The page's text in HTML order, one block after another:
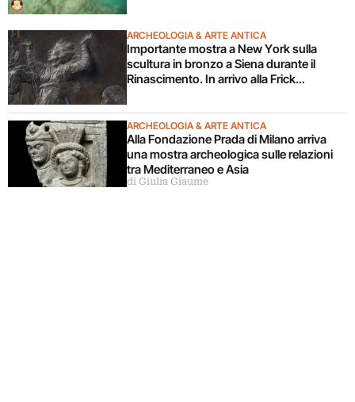
ARCHEOLOGIA & ARTE ANTICA
Importante mostra a New York sulla
scultura in bronzo a Siena durante il
Rinascimento. In arrivo alla Frick
ARCHEOLOGIA & ARTE ANTICA
Alla Fondazione Prada di Milano arriva
una mostra archeologica sulle relazioni
tra Mediterraneo e Asia
di Giulia Giaume